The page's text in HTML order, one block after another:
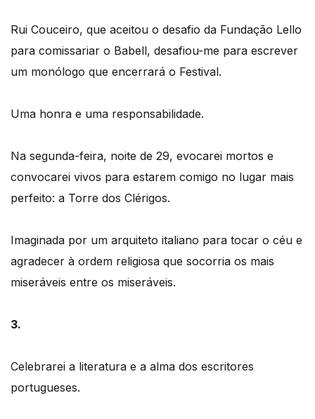
Rui Couceiro, que aceitou o desafio da Fundação Lello
para comissariar o Babell, desafiou-me para escrever
um monólogo que encerrará o Festival.
Uma honra e uma responsabilidade.
Na segunda-feira, noite de 29, evocarei mortos e
convocarei vivos para estarem comigo no lugar mais
perfeito: a Torre dos Clérigos.
Imaginada por um arquiteto italiano para tocar o céu e
agradecer à ordem religiosa que socorria os mais
miseráveis entre os miseráveis.
3.
Celebrarei a literatura e a alma dos escritores
portugueses.